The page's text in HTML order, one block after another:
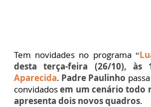
Tem novidades no programa “
desta terça-feira (26/10), às
Aparecida. Padre Paulinho
convidadosem um cenário todo
apresenta dois novos quadros.